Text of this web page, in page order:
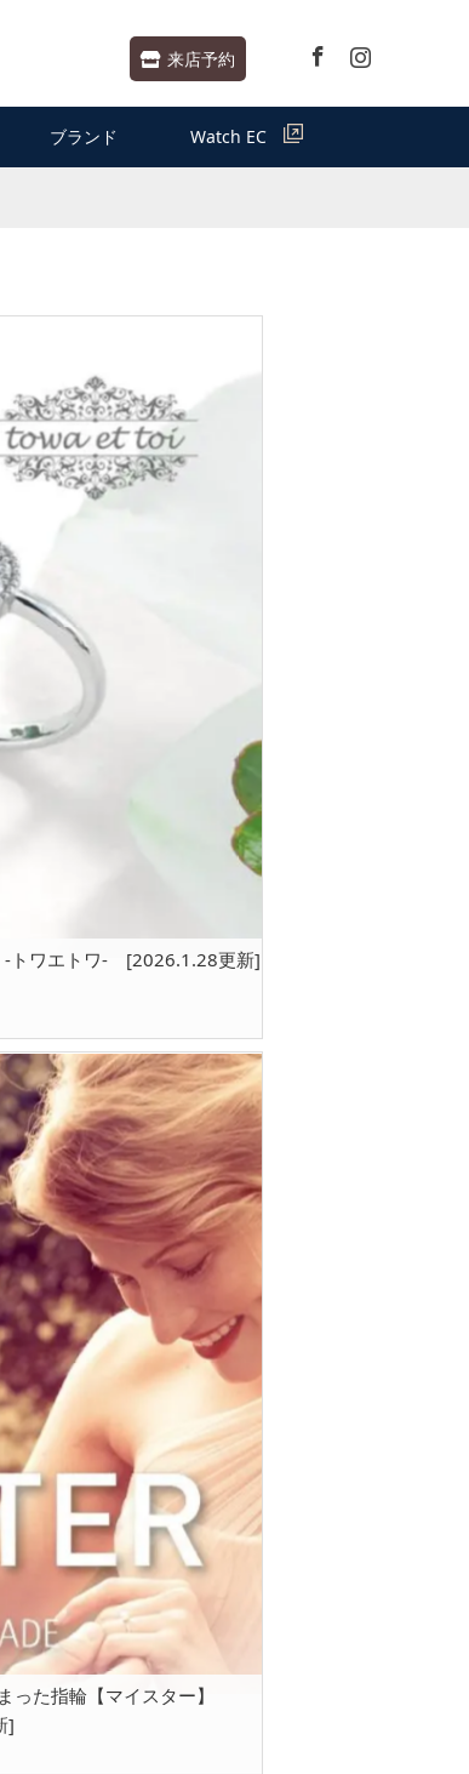
来店予約
Instagram
ブランド Watch EC
-トワエトワ- [2026.1.28更新]
った指輪【マイスター】
]